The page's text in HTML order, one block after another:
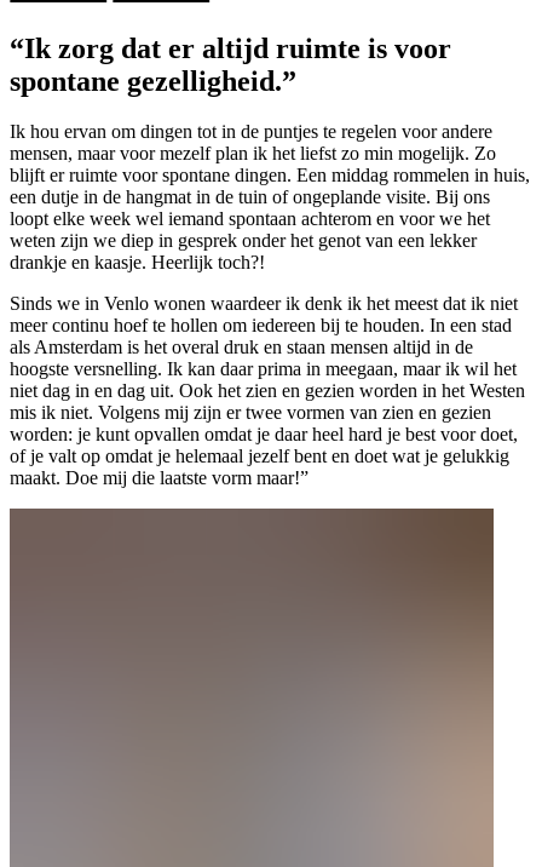
“Ik zorg dat er altijd ruimte is voor
spontane gezelligheid.”
Ik hou ervan om dingen tot in de puntjes te regelen voor andere
mensen, maar voor mezelf plan ik het liefst zo min mogelijk. Zo
blijft er ruimte voor spontane dingen. Een middag rommelen in huis,
een dutje in de hangmat in de tuin of ongeplande visite. Bij ons
loopt elke week wel iemand spontaan achterom en voor we het
weten zijn we diep in gesprek onder het genot van een lekker
drankje en kaasje. Heerlijk toch?!
Sinds we in Venlo wonen waardeer ik denk ik het meest dat ik niet
meer continu hoef te hollen om iedereen bij te houden. In een stad
als Amsterdam is het overal druk en staan mensen altijd in de
hoogste versnelling. Ik kan daar prima in meegaan, maar ik wil het
niet dag in en dag uit. Ook het zien en gezien worden in het Westen
mis ik niet. Volgens mij zijn er twee vormen van zien en gezien
worden: je kunt opvallen omdat je daar heel hard je best voor doet,
of je valt op omdat je helemaal jezelf bent en doet wat je gelukkig
maakt. Doe mij die laatste vorm maar!”